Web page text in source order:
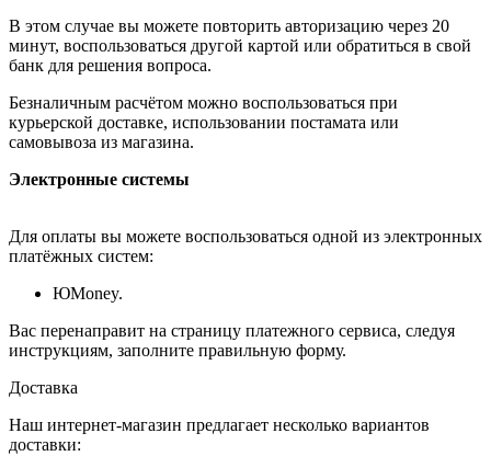
В этом случае вы можете повторить авторизацию через 20
минут, воспользоваться другой картой или обратиться в свой
банк для решения вопроса.
Безналичным расчётом можно воспользоваться при
курьерской доставке, использовании постамата или
самовывоза из магазина.
Электронные системы
Для оплаты вы можете воспользоваться одной из электронных
платёжных систем:
ЮMoney.
Вас перенаправит на страницу платежного сервиса, следуя
инструкциям, заполните правильную форму.
Доставка
Наш интернет-магазин предлагает несколько вариантов
доставки: